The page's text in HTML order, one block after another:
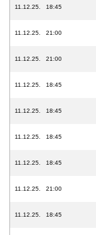
11.12.25. 18:45
11.12.25. 21:00
11.12.25. 21:00
11.12.25. 18:45
11.12.25. 18:45
11.12.25. 18:45
11.12.25. 18:45
11.12.25. 21:00
11.12.25. 18:45